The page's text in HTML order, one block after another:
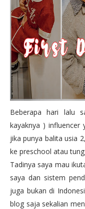
Beberapa hari lalu
kayaknya ) influencer
jika punya balita usia
ke preschool atau
Tadinya saya mau
saya dan sistem
juga bukan di
blog saja sekalian